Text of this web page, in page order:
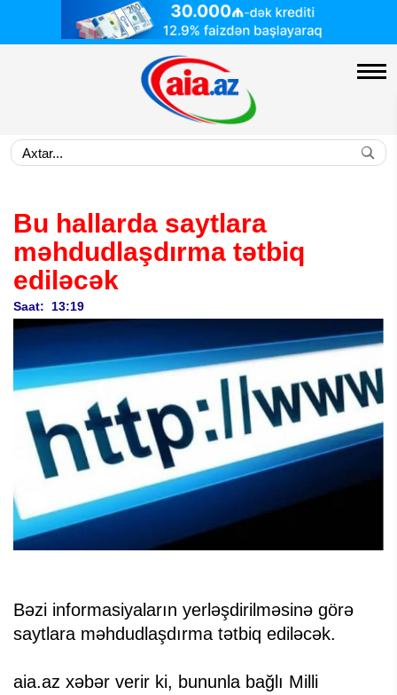
Bu hallarda saytlara
məhdudlaşdırma tətbiq
ediləcək
Saat: 13:19
Bəzi informasiyaların yerləşdirilməsinə görə
saytlara məhdudlaşdırma tətbiq ediləcək.
aia.az xəbər verir ki, bununla bağlı Milli